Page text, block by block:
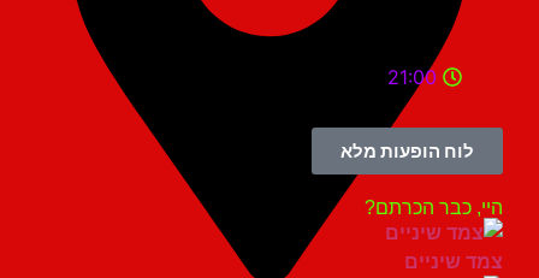
21:00
לוח הופעות מלא
כבר הכרתם?
שיניים